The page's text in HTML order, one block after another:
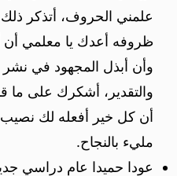
علمني الحروف، أتذكر ذلك
ظروفه أعدك يا معلمي
وأن أبذل المجهود في نشر
والتقدير، أشكرك على
أن كل خير أفعله لك
مليء بالنجاح.
عودا حميدا عام دراسي